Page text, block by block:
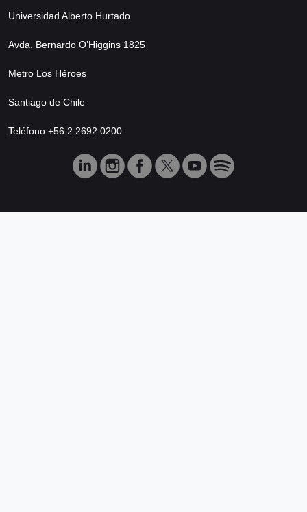
Universidad Alberto Hurtado
Avda. Bernardo O’Higgins 1825
Metro Los Héroes
Santiago de Chile
Teléfono +56 2 2692 0200